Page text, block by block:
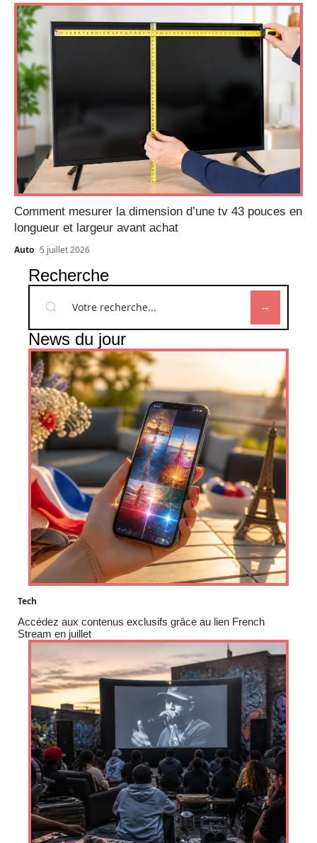
Comment mesurer la dimension d’une tv 43 pouces en
longueur et largeur avant achat
Auto 5 juillet 2026
Recherche
News du jour
Tech
Accédez aux contenus exclusifs grâce au lien French
Stream en juillet